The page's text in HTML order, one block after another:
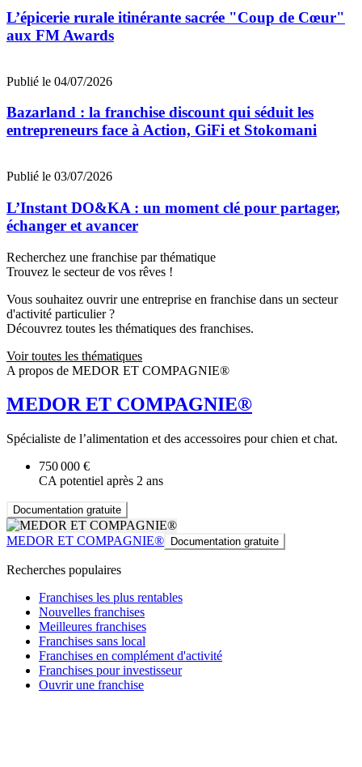
L’épicerie rurale itinérante sacrée "Coup de Cœur"
aux FM Awards
Publié le 04/07/2026
Bazarland : la franchise discount qui séduit les
entrepreneurs face à Action, GiFi et Stokomani
Publié le 03/07/2026
L’Instant DO&KA : un moment clé pour partager,
échanger et avancer
Recherchez une franchise par thématique
Trouvez le secteur de vos rêves !
Vous souhaitez ouvrir une entreprise en franchise dans un secteur
d'activité particulier ?
Découvrez toutes les thématiques des franchises.
Voir toutes les thématiques
A propos de MEDOR ET COMPAGNIE®
MEDOR ET COMPAGNIE®
Spécialiste de l’alimentation et des accessoires pour chien et chat.
750 000 €
CA potentiel après 2 ans
Documentation gratuite
MEDOR ET COMPAGNIE® Documentation gratuite
Recherches populaires
Franchises les plus rentables
Nouvelles franchises
Meilleures franchises
Franchises sans local
Franchises en complément d'activité
Franchises pour investisseur
Ouvrir une franchise